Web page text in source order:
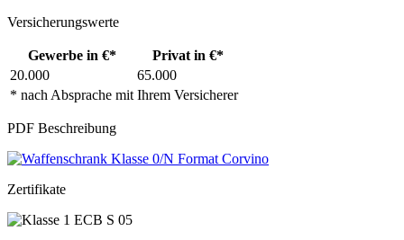
Versicherungswerte
Gewerbe in €* Privat in €*
* nach Absprache mit Ihrem Versicherer
20.000 65.000
PDF Beschreibung
Zertifikate